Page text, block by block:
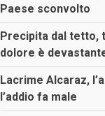
Paese sconvolto
Precipita dal tetto,
dolore è
Lacrime Alcaraz,
l’addio fa male